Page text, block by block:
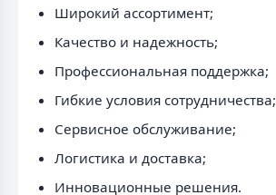
Широкий ассортимент;
Качество и надежность;
Профессиональная поддержка;
Гибкие условия сотрудничества;
Сервисное обслуживание;
Логистика и доставка;
Инновационные решения.